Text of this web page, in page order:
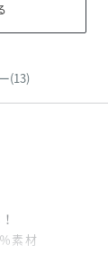
(13)
素材